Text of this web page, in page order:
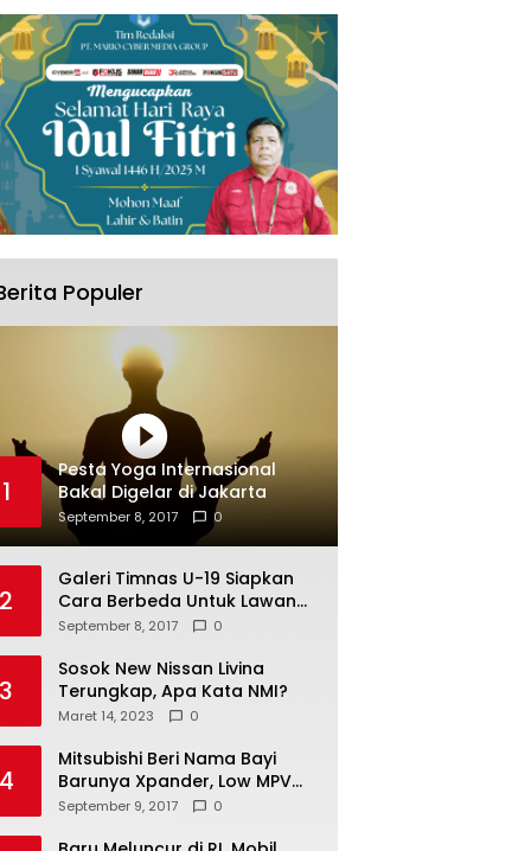
Populer
1
Pesta Yoga Internasional
Bakal Digelar di Jakarta
September 8, 2017 0
2
Galeri Timnas U-19 Siapkan
Cara Berbeda Untuk Lawan
Vietnam
September 8, 2017 0
3
Sosok New Nissan Livina
Terungkap, Apa Kata NMI?
Maret 14, 2023 0
4
Mitsubishi Beri Nama Bayi
Barunya Xpander, Low MPV
Pesaing Avanza cs
September 9, 2017 0